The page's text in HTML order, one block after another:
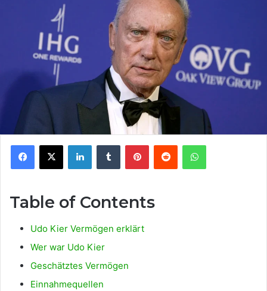
Facebook
X LinkedInTumblr PinterestReddit WhatsApp
Table of Contents
Udo Kier Vermögen erklärt
Wer war Udo Kier
Geschätztes Vermögen
Einnahmequellen